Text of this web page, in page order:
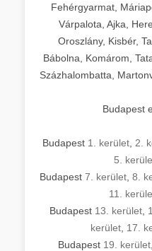
Fehérgyarmat,
Várpalota, Ajka,
Oroszlány, Kisbér,
Bábolna, Komárom,
Százhalombatta,
Budapest
Budapest 1. kerület 2.
5.
Budapest 7. kerület 8.
11.
Budapest 13. kerület,
kerület, 17.
Budapest 19. kerület,